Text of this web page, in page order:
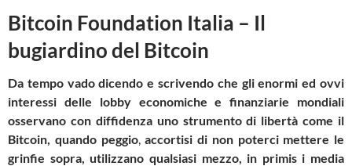
Bitcoin Foundation Italia – Il
bugiardino del Bitcoin
Da tempo vado dicendo e scrivendo che gli enormi ed ovvi
interessi delle lobby economiche e finanziarie mondiali
osservano con diffidenza uno strumento di libertà come il
Bitcoin, quando peggio,accortisi di non poterci mettere le
grinfie sopra, utilizzano qualsiasi mezzo, in primis i media